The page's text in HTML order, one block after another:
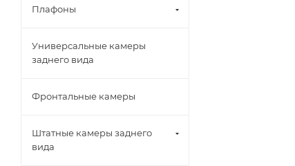
Плафоны
Универсальные камеры
заднего вида
Фронтальные камеры
Штатные камеры заднего
вида